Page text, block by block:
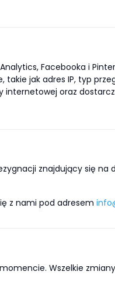
Facebooka i
jak adres IP, typ
internetowej oraz
znajdujący się na
z nami pod adresem
Wszelkie